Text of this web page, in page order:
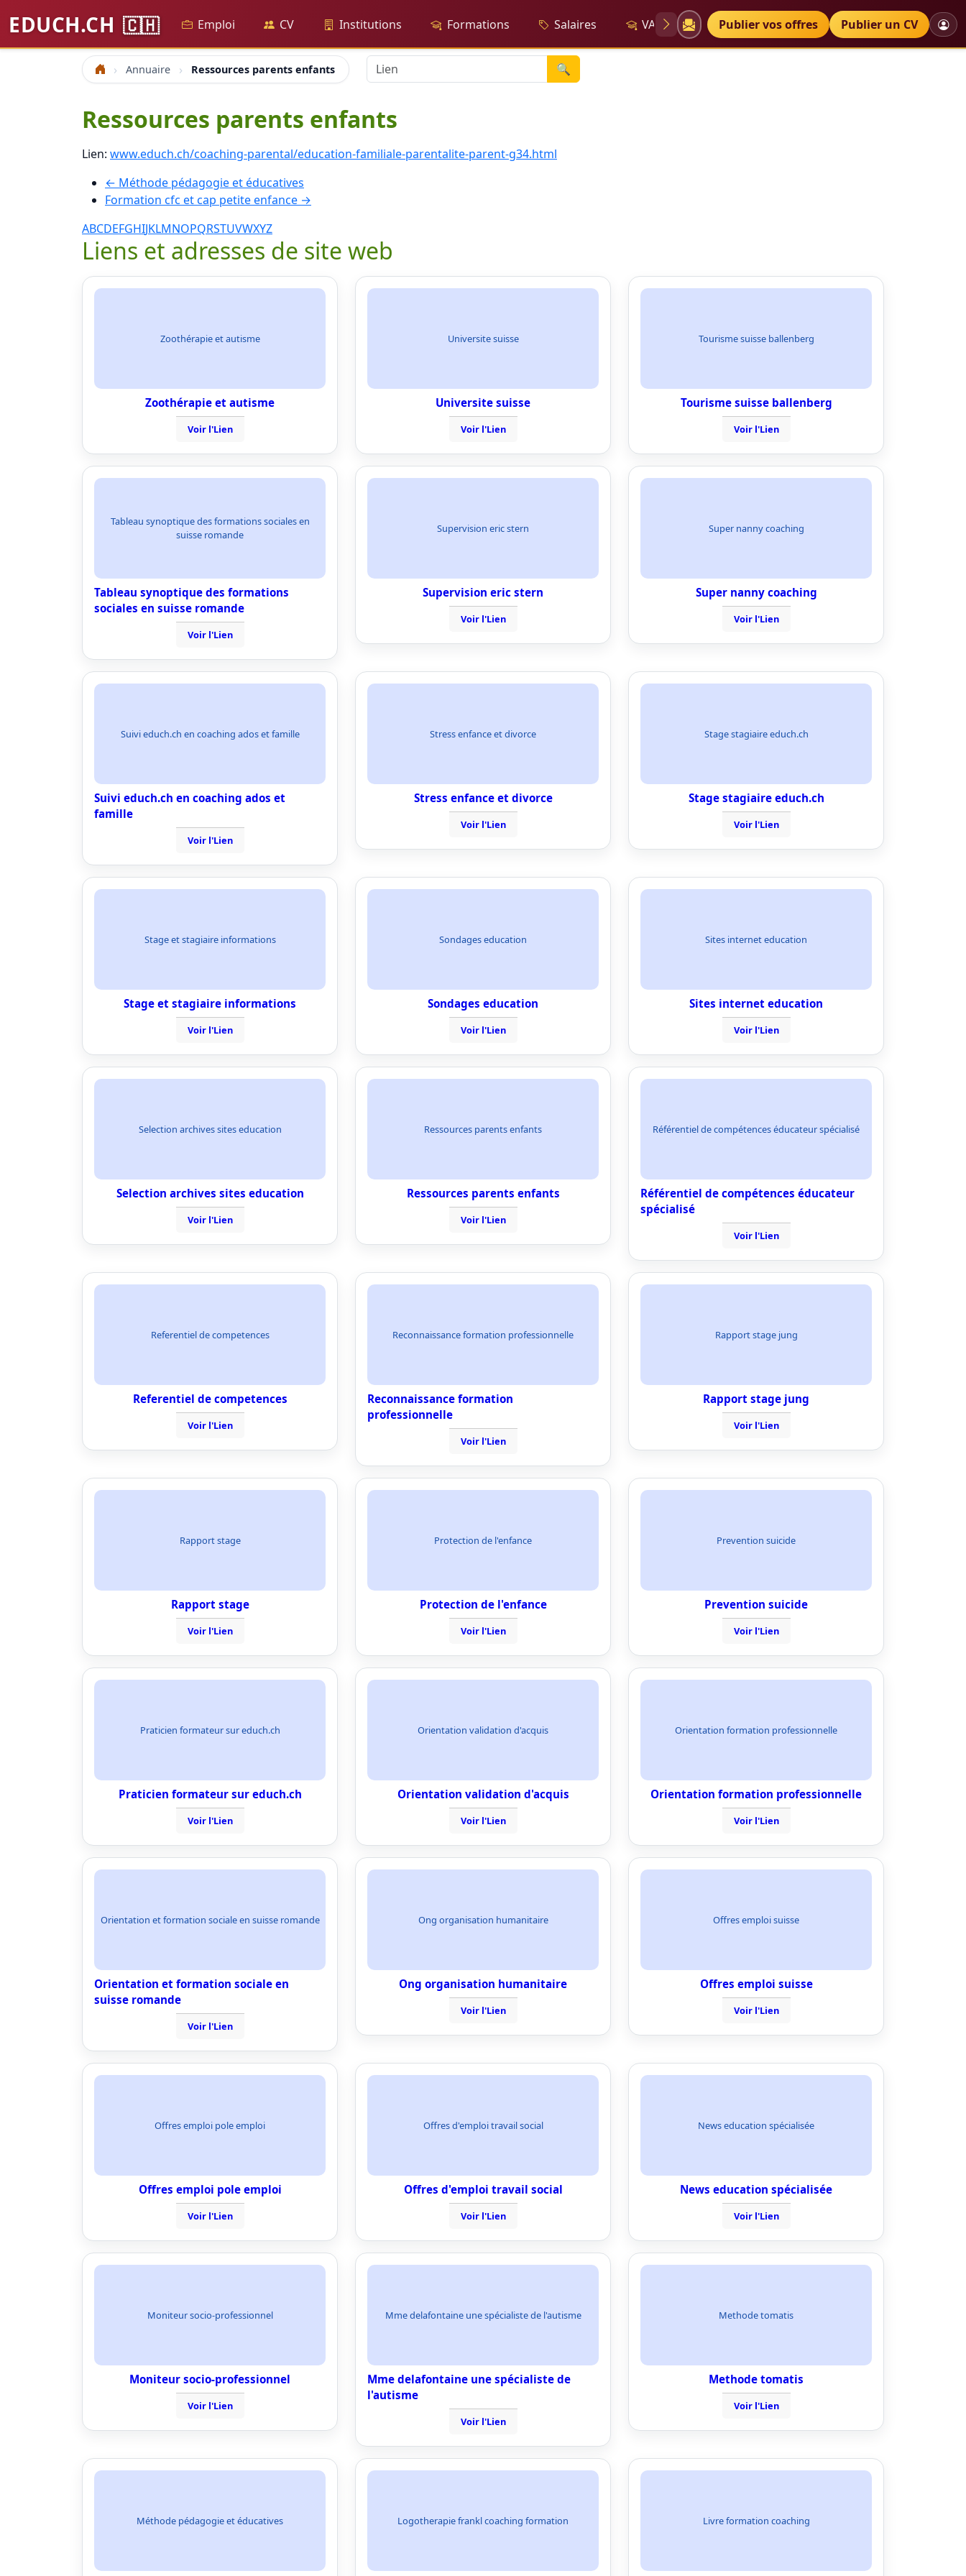
EDUCH.CH 🇨🇭 Emploi CV Institutions Formations Salaires VAE Diplômes Petites annonces
Publier vos offres Publier un CV
Accueil Annuaire Ressources parents enfants 🔍
Ressources parents enfants
Lien: www.educh.ch/coaching-parental/education-familiale-parentalite-parent-g34.html
← Méthode pédagogie et éducatives
Formation cfc et cap petite enfance →
ABCDEFGHIJKLMNOPQRSTUVWXYZ
Liens et adresses de site web
Zoothérapie et autisme
Zoothérapie et autisme
Voir l'Lien
Universite suisse
Universite suisse
Voir l'Lien
Tourisme suisse ballenberg
Tourisme suisse ballenberg
Voir l'Lien
Tableau synoptique des formations sociales en
suisse romande
Tableau synoptique des formations
sociales en suisse romande
Voir l'Lien
Supervision eric stern
Supervision eric stern
Voir l'Lien
Super nanny coaching
Super nanny coaching
Voir l'Lien
Suivi educh.ch en coaching ados et famille
Suivi educh.ch en coaching ados et
famille
Voir l'Lien
Stress enfance et divorce
Stress enfance et divorce
Voir l'Lien
Stage stagiaire educh.ch
Stage stagiaire educh.ch
Voir l'Lien
Stage et stagiaire informations
Stage et stagiaire informations
Voir l'Lien
Sondages education
Sondages education
Voir l'Lien
Sites internet education
Sites internet education
Voir l'Lien
Selection archives sites education
Selection archives sites education
Voir l'Lien
Ressources parents enfants
Ressources parents enfants
Voir l'Lien
Référentiel de compétences éducateur spécialisé
Référentiel de compétences éducateur
spécialisé
Voir l'Lien
Referentiel de competences
Referentiel de competences
Voir l'Lien
Reconnaissance formation professionnelle
Reconnaissance formation
professionnelle
Voir l'Lien
Rapport stage jung
Rapport stage jung
Voir l'Lien
Rapport stage
Rapport stage
Voir l'Lien
Protection de l'enfance
Protection de l'enfance
Voir l'Lien
Prevention suicide
Prevention suicide
Voir l'Lien
Praticien formateur sur educh.ch
Praticien formateur sur educh.ch
Voir l'Lien
Orientation validation d'acquis
Orientation validation d'acquis
Voir l'Lien
Orientation formation professionnelle
Orientation formation professionnelle
Voir l'Lien
Orientation et formation sociale en suisse romande
Orientation et formation sociale en
suisse romande
Voir l'Lien
Ong organisation humanitaire
Ong organisation humanitaire
Voir l'Lien
Offres emploi suisse
Offres emploi suisse
Voir l'Lien
Offres emploi pole emploi
Offres emploi pole emploi
Voir l'Lien
Offres d'emploi travail social
Offres d'emploi travail social
Voir l'Lien
News education spécialisée
News education spécialisée
Voir l'Lien
Moniteur socio-professionnel
Moniteur socio-professionnel
Voir l'Lien
Mme delafontaine une spécialiste de l'autisme
Mme delafontaine une spécialiste de
l'autisme
Voir l'Lien
Methode tomatis
Methode tomatis
Voir l'Lien
Méthode pédagogie et éducatives Logotherapie frankl coaching formation Livre formation coaching